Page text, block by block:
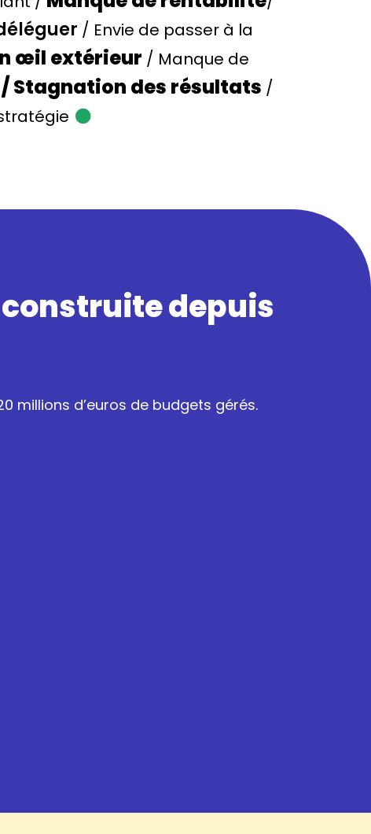
/ Envie de passer à la
œil extérieur / Manque de
Stagnation des résultats /
construite depuis
millions d’euros de budgets gérés.